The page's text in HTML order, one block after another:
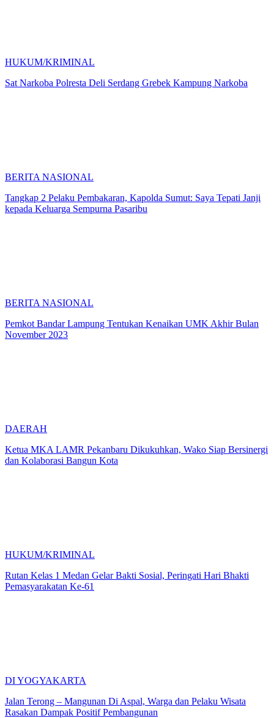
HUKUM/KRIMINAL
Sat Narkoba Polresta Deli Serdang Grebek Kampung Narkoba
BERITA NASIONAL
Tangkap 2 Pelaku Pembakaran, Kapolda Sumut: Saya Tepati Janji
kepada Keluarga Sempurna Pasaribu
BERITA NASIONAL
Pemkot Bandar Lampung Tentukan Kenaikan UMK Akhir Bulan
November 2023
DAERAH
Ketua MKA LAMR Pekanbaru Dikukuhkan, Wako Siap Bersinergi
dan Kolaborasi Bangun Kota
HUKUM/KRIMINAL
Rutan Kelas 1 Medan Gelar Bakti Sosial, Peringati Hari Bhakti
Pemasyarakatan Ke-61
DI YOGYAKARTA
Jalan Terong – Mangunan Di Aspal, Warga dan Pelaku Wisata
Rasakan Dampak Positif Pembangunan